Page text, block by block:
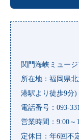
関門海峡ミュー
所在地：福岡県
港駅より徒歩9分)
電話番号：093-
営業時間：9:00～
定休日：年6回不